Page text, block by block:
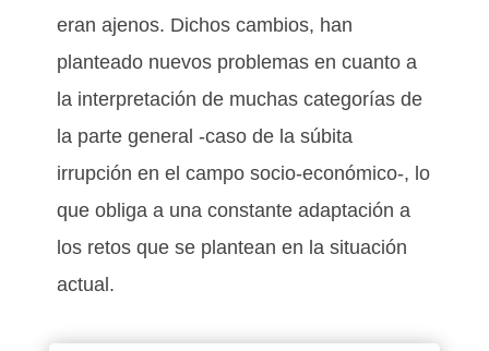
eran ajenos. Dichos cambios, han
planteado nuevos problemas en cuanto a
la interpretación de muchas categorías de
la parte general -caso de la súbita
irrupción en el campo socio-económico-, lo
que obliga a una constante adaptación a
los retos que se plantean en la situación
actual.